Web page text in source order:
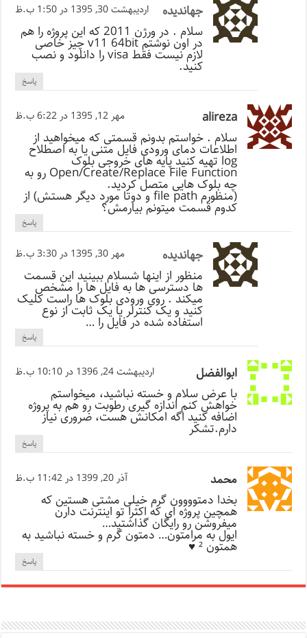
جهاندیده اردیبهشت 30, 1395 در 1:50 ب.ظ
سلام . در ورژن 2011 که این پروژه را هم
در اون نوشتم v11 64bit چیز خاصی
لازم نیست فقط visa را دانلود و نصب
کنید.
پاسخ
alireza مهر 12, 1395 در 6:22 ب.ظ
سلام . خواستم بدونم قسمتی که میخواهید از
اطلاعات دمای ورودی فایل متنی یا به اصطلاح
log تهیه کنید پایه های خروجی بلوک
Open/Create/Replace File Function رو به
چه بلوک هایی متصل کردید.
(منظورم file path و دوتا مورد دیگر هستش) از
کدوم قسمت میتونم بیارمش؟
پاسخ
جهاندیده مهر 30, 1395 در 3:30 ب.ظ
منظور از اینها شسلام ببینید این قسمت
ها دسترسی ها به فایل ها را مشخص
میکند . روی ورودی بلوک ها راست کلیک
کنید و یک کنترلر یا یک ثابت از نوع
استفاده شده در فایل را …
پاسخ
ابوالفضل اردیبهشت 24, 1396 در 10:10 ب.ظ
با عرض سلام و خسته نباشید، میخواستم
خواهش کنم اندازه گیری رطوبت رو هم به پروژه
اضافه کنید اگه امکانش هست، ضروری نیاز
دارم.تشکر
پاسخ
محمد آذر 20, 1399 در 11:42 ب.ظ
بخدا دمتوووون گرم خیلی مشتی هستین که
همچین پروژه ای که اکثرا تو اینترنت دارن
میفروشن رو رایگان گذاشتید…
ایول به مرامتون… دمتون گرم و خسته نباشید به
همتون ² ♥
پاسخ